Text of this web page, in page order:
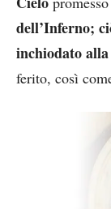
dell’Inferno;
inchiodato
ferito, così